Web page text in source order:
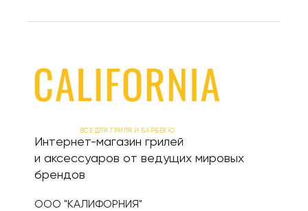
ВСЕ ДЛЯ ГРИЛЯ И БАРБЕКЮ
Интернет-магазин грилей
и аксессуаров от ведущих мировых
брендов
ООО "КАЛИФОРНИЯ"